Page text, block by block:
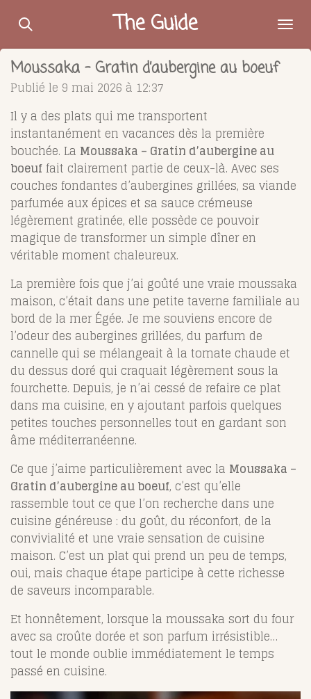
Passer
contenu
principal
The Guide
Moussaka – Gratin d’aubergine au boeuf
Publié le 9 mai 2026 à 12:37
Il y a des plats qui me transportent
instantanément en vacances dès la première
bouchée. La Moussaka – Gratin d’aubergine au
boeuffait clairement partie de ceux-là. Avec ses
couches fondantes d’aubergines grillées, sa viande
parfumée aux épices et sa sauce crémeuse
légèrement gratinée, elle possède ce pouvoir
magique de transformer un simple dîner en
véritable moment chaleureux.
La première fois que j’ai goûté une vraie moussaka
maison, c’était dans une petite taverne familiale au
bord de la mer Égée. Je me souviens encore de
l’odeur des aubergines grillées, du parfum de
cannelle qui se mélangeait à la tomate chaude et
du dessus doré qui craquait légèrement sous la
fourchette. Depuis, je n’ai cessé de refaire ce plat
dans ma cuisine, en y ajoutant parfois quelques
petites touches personnelles tout en gardant son
âme méditerranéenne.
Ce que j’aime particulièrement avec la Moussaka –
Gratin d’aubergine au boeuf, c’est qu’elle
rassemble tout ce que l’on recherche dans une
cuisine généreuse : du goût, du réconfort, de la
convivialité et une vraie sensation de cuisine
maison. C’est un plat qui prend un peu de temps,
oui, mais chaque étape participe à cette richesse
de saveurs incomparable.
Et honnêtement, lorsque la moussaka sort du four
avec sa croûte dorée et son parfum irrésistible…
tout le monde oublie immédiatement le temps
passé en cuisine.